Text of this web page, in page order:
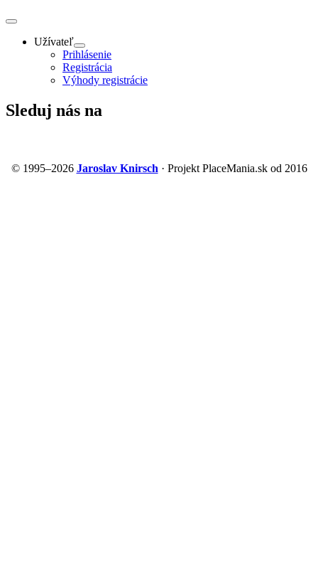
Užívateľ
Prihlásenie
Registrácia
Výhody registrácie
Sleduj nás na
© 1995–2026 Jaroslav Knirsch· Projekt PlaceMania.sk od 2016